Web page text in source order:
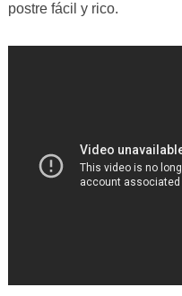
postre fácil y rico.